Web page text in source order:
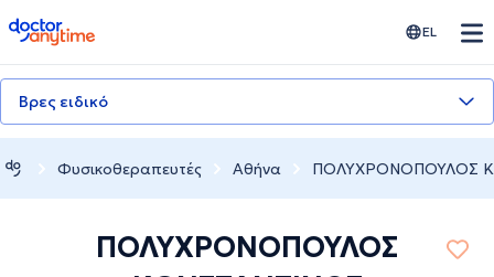
doctoranytime EL
Βρες ειδικό
Φυσικοθεραπευτές Αθήνα ΠΟΛΥΧΡΟΝΟΠΟΥΛΟΣ
ΠΟΛΥΧΡΟΝΟΠΟΥΛΟΣ